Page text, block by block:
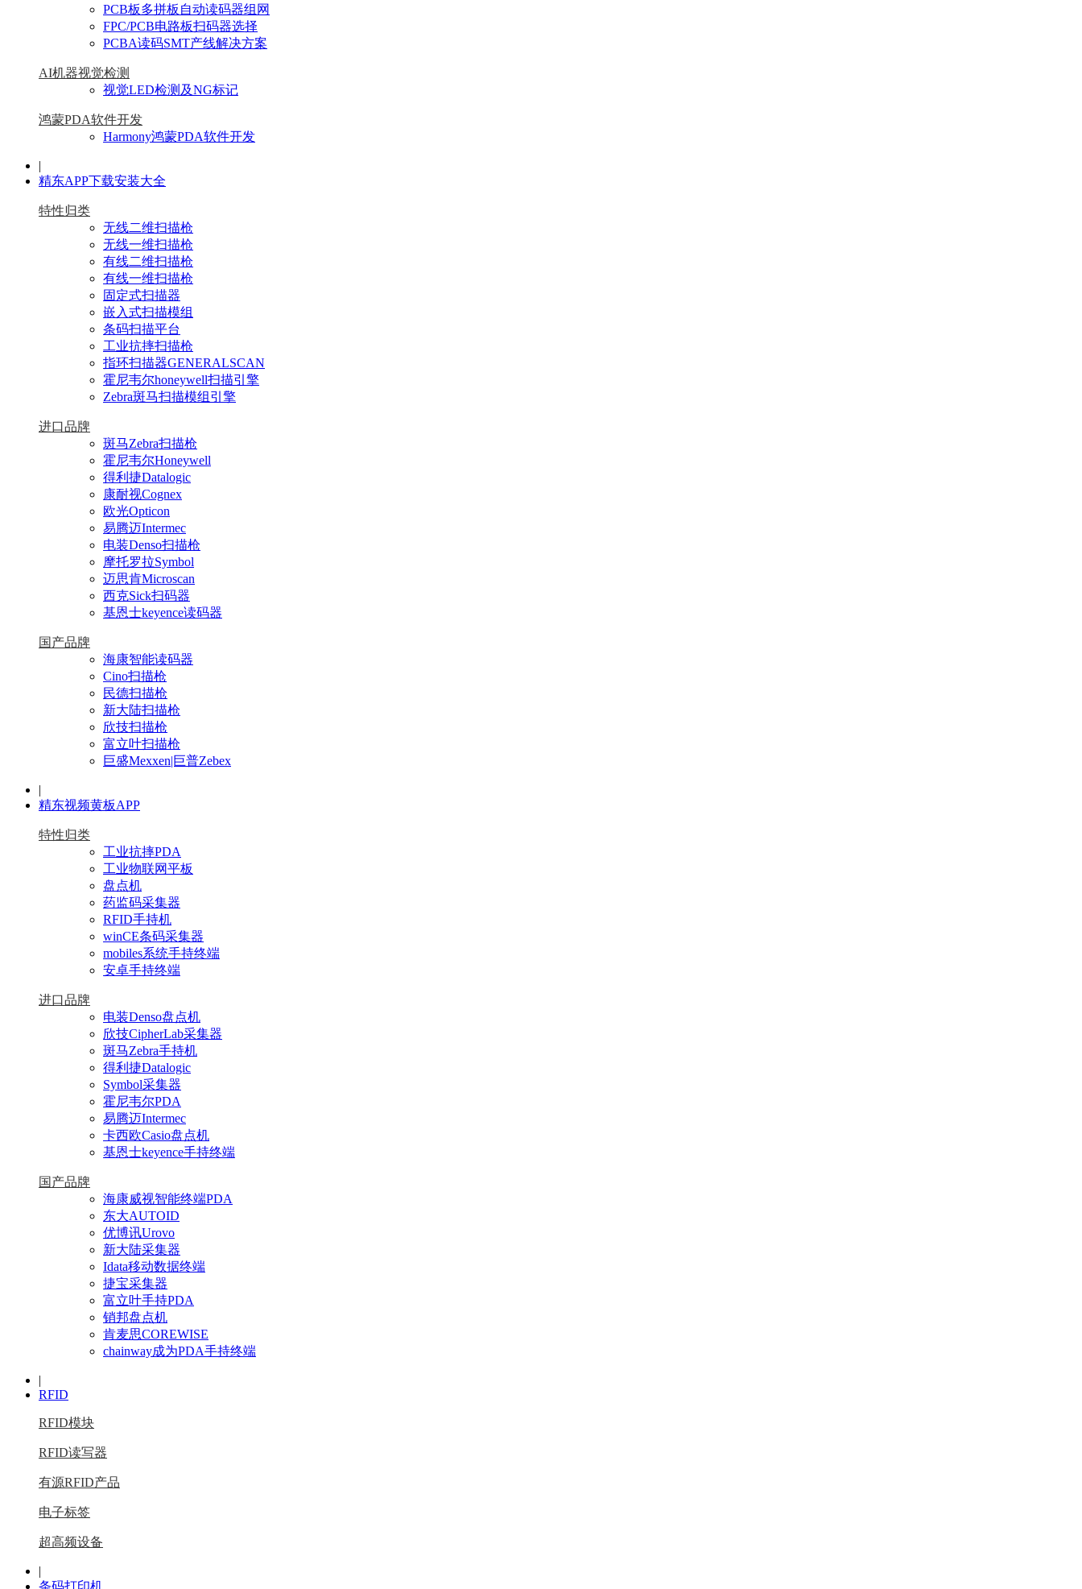
PCB板多拼板自动读码器组网
FPC/PCB电路板扫码器选择
PCBA读码SMT产线解决方案
AI机器视觉检测
视觉LED检测及NG标记
鸿蒙PDA软件开发
Harmony鸿蒙PDA软件开发
|
精东APP下载安装大全
特性归类
无线二维扫描枪
无线一维扫描枪
有线二维扫描枪
有线一维扫描枪
固定式扫描器
嵌入式扫描模组
条码扫描平台
工业抗摔扫描枪
指环扫描器GENERALSCAN
霍尼韦尔honeywell扫描引擎
Zebra斑马扫描模组引擎
进口品牌
斑马Zebra扫描枪
霍尼韦尔Honeywell
得利捷Datalogic
康耐视Cognex
欧光Opticon
易腾迈Intermec
电装Denso扫描枪
摩托罗拉Symbol
迈思肯Microscan
西克Sick扫码器
基恩士keyence读码器
国产品牌
海康智能读码器
Cino扫描枪
民德扫描枪
新大陆扫描枪
欣技扫描枪
富立叶扫描枪
巨盛Mexxen|巨普Zebex
|
精东视频黄板APP
特性归类
工业抗摔PDA
工业物联网平板
盘点机
药监码采集器
RFID手持机
winCE条码采集器
mobiles系统手持终端
安卓手持终端
进口品牌
电装Denso盘点机
欣技CipherLab采集器
斑马Zebra手持机
得利捷Datalogic
Symbol采集器
霍尼韦尔PDA
易腾迈Intermec
卡西欧Casio盘点机
基恩士keyence手持终端
国产品牌
海康威视智能终端PDA
东大AUTOID
优博讯Urovo
新大陆采集器
Idata移动数据终端
捷宝采集器
富立叶手持PDA
销邦盘点机
肯麦思COREWISE
chainway成为PDA手持终端
|
RFID
RFID模块
RFID读写器
有源RFID产品
电子标签
超高频设备
|
条码打印机